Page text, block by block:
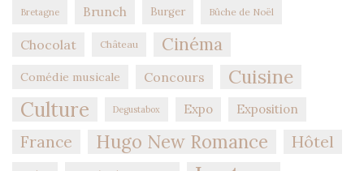
Bretagne Brunch Burger Bûche de Noël
Chocolat Château Cinéma
Comédie musicale Concours Cuisine
Culture Degustabox Expo Exposition
France Hugo New Romance Hôtel